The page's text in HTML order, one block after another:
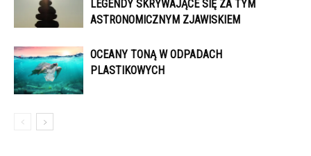
LEGENDY SKRYWAJĄCE SIĘ ZA TYM
ASTRONOMICZNYM ZJAWISKIEM
OCEANY TONĄ W ODPADACH
PLASTIKOWYCH